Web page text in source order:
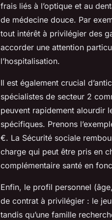
frais liés à l’optique et au
de médecine douce. Par
tout intérêt à privilégier des
accorder une attention
l’hospitalisation.
Il est également crucial
spécialistes de secteur 2
peuvent rapidement alourdir
spécifiques. Prenons
€. La Sécurité sociale
charge qui peut être pris en
complémentaire santé en
Enfin, le profil personnel
de contrat à privilégier : le
tandis qu’une famille